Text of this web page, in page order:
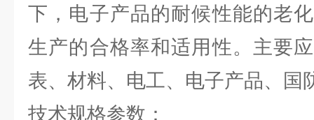
下，电子产品的耐候性能的老
生产的合格率和适用性。主要
表、材料、电工、电子产品、国
技术规格参数：